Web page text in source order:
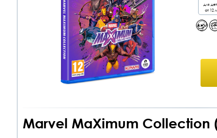
для
от 12
Marvel MaXimum Collection